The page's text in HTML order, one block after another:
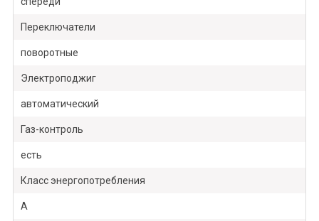
Переключатели
поворотные
Электроподжиг
автоматический
Газ-контроль
есть
Класс энергопотребления
А